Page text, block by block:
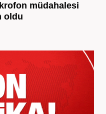
müdahalesi
oldu